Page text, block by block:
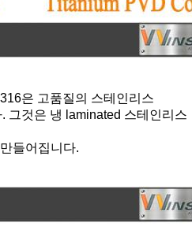
은 고품질의 스테인리스
그것은 냉 laminated 스테인리스
들어집니다.